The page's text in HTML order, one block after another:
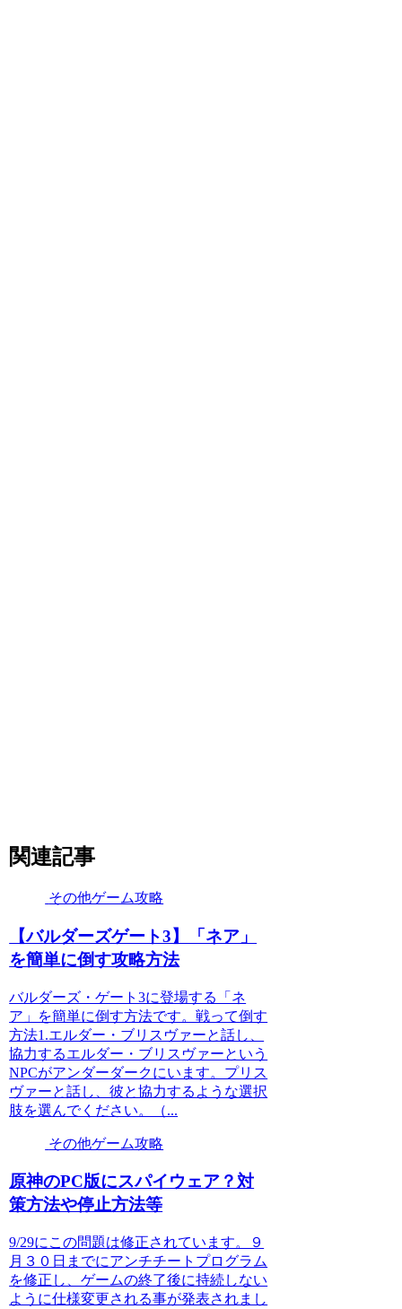
関連記事
その他ゲーム攻略
【バルダーズゲート3】「ネア」
を簡単に倒す攻略方法
バルダーズ・ゲート3に登場する「ネ
ア」を簡単に倒す方法です。戦って倒す
方法1.エルダー・ブリスヴァーと話し、
協力するエルダー・ブリスヴァーという
NPCがアンダーダークにいます。プリス
ヴァーと話し、彼と協力するような選択
肢を選んでください。（...
その他ゲーム攻略
原神のPC版にスパイウェア？対
策方法や停止方法等
9/29にこの問題は修正されています。９
月３０日までにアンチチートプログラム
を修正し、ゲームの終了後に持続しない
ように仕様変更される事が発表されまし